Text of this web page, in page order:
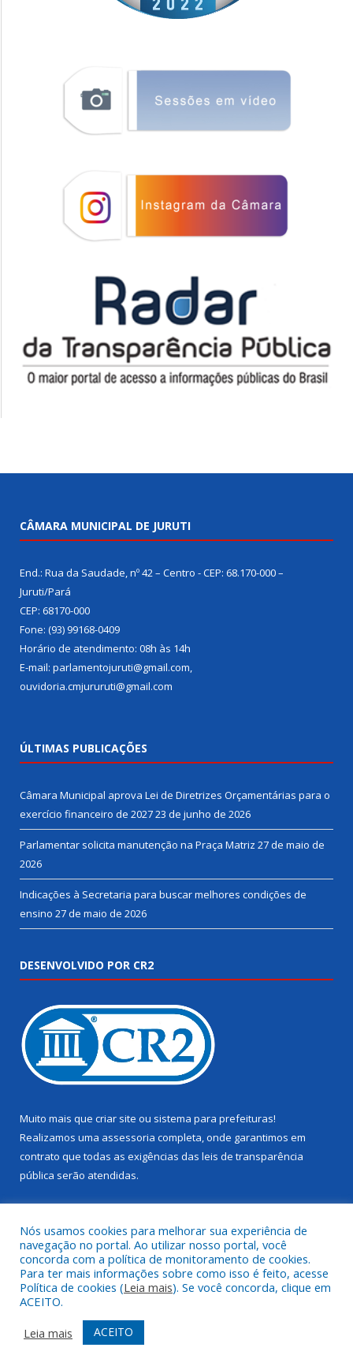
CÂMARA MUNICIPAL DE JURUTI
End.: Rua da Saudade, nº 42 – Centro - CEP: 68.170-000 –
Juruti/Pará
CEP: 68170-000
Fone: (93) 99168-0409
Horário de atendimento: 08h às 14h
E-mail: parlamentojuruti@gmail.com,
ouvidoria.cmjururuti@gmail.com
ÚLTIMAS PUBLICAÇÕES
Câmara Municipal aprova Lei de Diretrizes Orçamentárias para o
exercício financeiro de 202723 de junho de 2026
Parlamentar solicita manutenção na Praça Matriz 27 de maio de
2026
Indicações à Secretaria para buscar melhores condições de
ensino 27 de maio de 2026
DESENVOLVIDO POR CR2
Muito mais que criar site ou sistema para prefeituras!
Realizamos uma assessoria completa, onde garantimos em
contrato que todas as exigências das leis de transparência
pública serão atendidas.
Todos os direitos reservados a Câmara Municipal de Juruti.
Mapa do Site
Acessar Área Administrativa
Acessar Webmail
Nós usamos cookies para melhorar sua experiência de
navegação no portal. Ao utilizar nosso portal, você
concorda com a política de monitoramento de cookies.
Para ter mais informações sobre como isso é feito, acesse
Política de cookies (Leia mais). Se você concorda, clique em
ACEITO.
Leia mais
ACEITO